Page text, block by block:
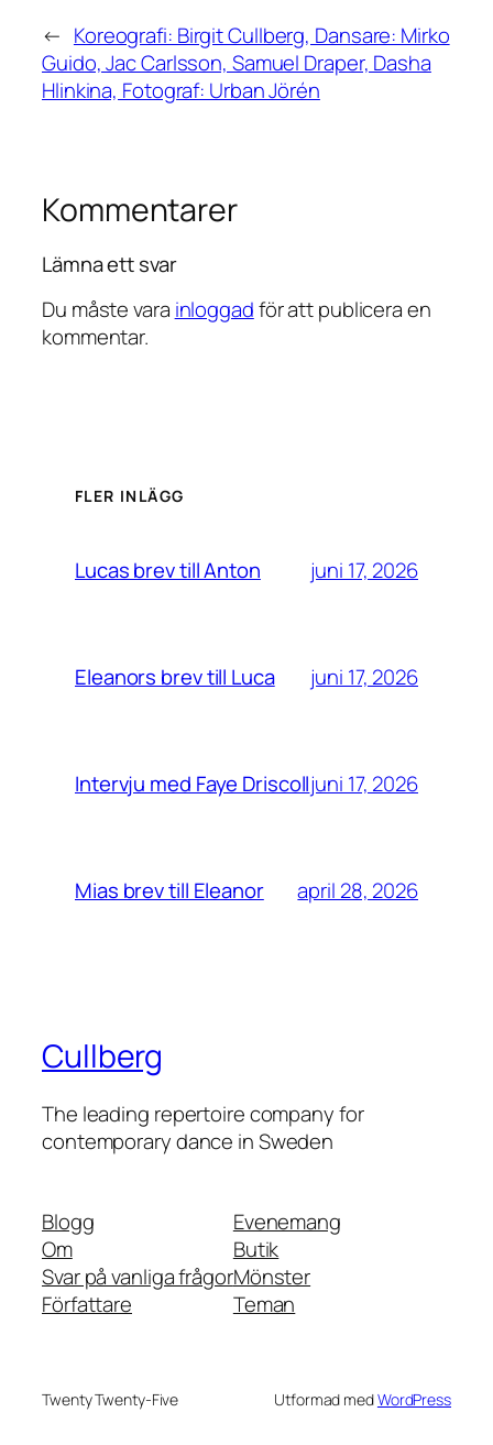
← Koreografi: Birgit Cullberg, Dansare: Mirko
Guido, Jac Carlsson, Samuel Draper, Dasha
Hlinkina, Fotograf: Urban Jörén
Kommentarer
Lämna ett svar
Du måste vara inloggadför att publicera en
kommentar.
FLER INLÄGG
Lucas brev till Anton juni 17, 2026
Eleanors brev till Luca juni 17, 2026
Intervju med Faye Driscolljuni 17, 2026
Mias brev till Eleanor april 28, 2026
Cullberg
The leading repertoire company for
contemporary dance in Sweden
Blogg
Om
Svar på vanliga frågor
Författare
Evenemang
Butik
Mönster
Teman
Twenty Twenty-Five Utformad medWordPress